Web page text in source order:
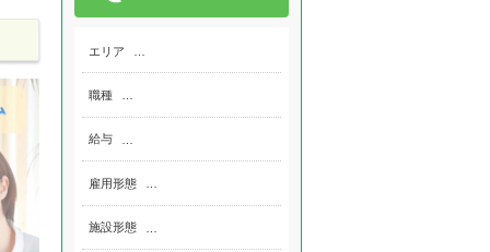
エリア
職種
給与
雇用形態
施設形態